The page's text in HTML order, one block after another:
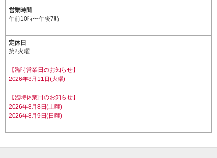
営業時間
午前10時〜午後7時
定休日
第2火曜
【臨時営業日のお知らせ】
2026年8月11日(火曜)
【臨時休業日のお知らせ】
2026年8月8日(土曜)
2026年8月9日(日曜)